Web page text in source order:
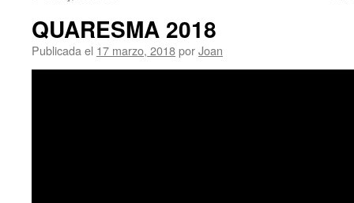
QUARESMA 2018
Publicada el 17 marzo, 2018porJoan